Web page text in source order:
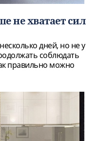
не хватает сил
дней, но не у
соблюдать
правильно можно